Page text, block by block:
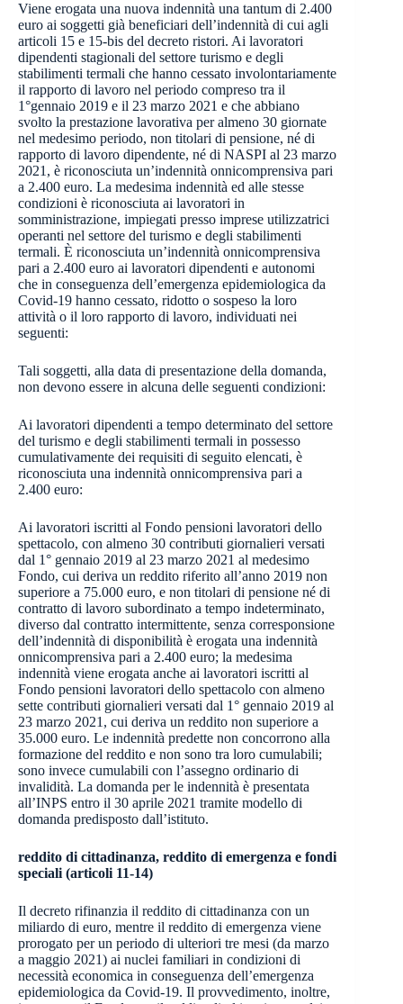
Viene erogata una nuova indennità una tantum di 2.400
euro ai soggetti già beneficiari dell’indennità di cui agli
articoli 15 e 15-bis del decreto ristori. Ai lavoratori
dipendenti stagionali del settore turismo e degli
stabilimenti termali che hanno cessato involontariamente
il rapporto di lavoro nel periodo compreso tra il
1°gennaio 2019 e il 23 marzo 2021 e che abbiano
svolto la prestazione lavorativa per almeno 30 giornate
nel medesimo periodo, non titolari di pensione, né di
rapporto di lavoro dipendente, né di NASPI al 23 marzo
2021, è riconosciuta un’indennità onnicomprensiva pari
a 2.400 euro. La medesima indennità ed alle stesse
condizioni è riconosciuta ai lavoratori in
somministrazione, impiegati presso imprese utilizzatrici
operanti nel settore del turismo e degli stabilimenti
termali. È riconosciuta un’indennità onnicomprensiva
pari a 2.400 euro ai lavoratori dipendenti e autonomi
che in conseguenza dell’emergenza epidemiologica da
Covid-19 hanno cessato, ridotto o sospeso la loro
attività o il loro rapporto di lavoro, individuati nei
seguenti:
Tali soggetti, alla data di presentazione della domanda,
non devono essere in alcuna delle seguenti condizioni:
Ai lavoratori dipendenti a tempo determinato del settore
del turismo e degli stabilimenti termali in possesso
cumulativamente dei requisiti di seguito elencati, è
riconosciuta una indennità onnicomprensiva pari a
2.400 euro:
Ai lavoratori iscritti al Fondo pensioni lavoratori dello
spettacolo, con almeno 30 contributi giornalieri versati
dal 1° gennaio 2019 al 23 marzo 2021 al medesimo
Fondo, cui deriva un reddito riferito all’anno 2019 non
superiore a 75.000 euro, e non titolari di pensione né di
contratto di lavoro subordinato a tempo indeterminato,
diverso dal contratto intermittente, senza corresponsione
dell’indennità di disponibilità è erogata una indennità
onnicomprensiva pari a 2.400 euro; la medesima
indennità viene erogata anche ai lavoratori iscritti al
Fondo pensioni lavoratori dello spettacolo con almeno
sette contributi giornalieri versati dal 1° gennaio 2019 al
23 marzo 2021, cui deriva un reddito non superiore a
35.000 euro. Le indennità predette non concorrono alla
formazione del reddito e non sono tra loro cumulabili;
sono invece cumulabili con l’assegno ordinario di
invalidità. La domanda per le indennità è presentata
all’INPS entro il 30 aprile 2021 tramite modello di
domanda predisposto dall’istituto.
reddito di cittadinanza, reddito di emergenza e fondi
speciali (articoli 11-14)
Il decreto rifinanzia il reddito di cittadinanza con un
miliardo di euro, mentre il reddito di emergenza viene
prorogato per un periodo di ulteriori tre mesi (da marzo
a maggio 2021) ai nuclei familiari in condizioni di
necessità economica in conseguenza dell’emergenza
epidemiologica da Covid-19. Il provvedimento, inoltre,